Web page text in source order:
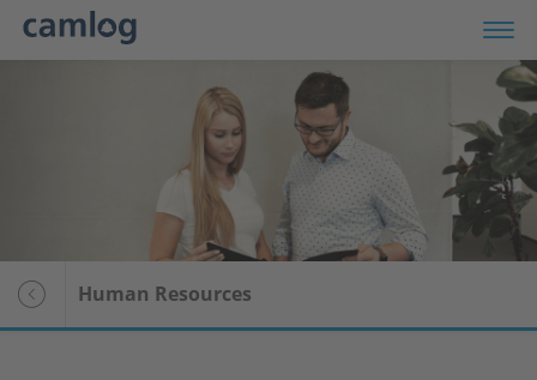
Human Resources